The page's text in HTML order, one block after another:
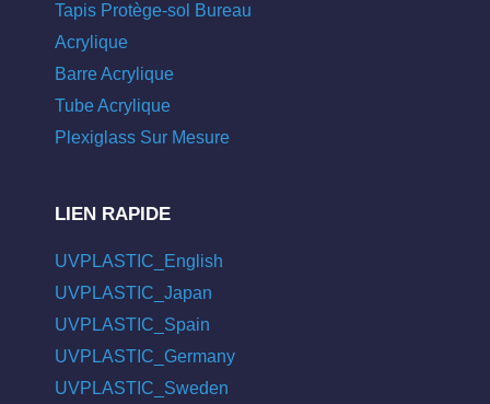
Tapis Protège-sol Bureau
Acrylique
Barre Acrylique
Tube Acrylique
Plexiglass Sur Mesure
LIEN RAPIDE
UVPLASTIC_English
UVPLASTIC_Japan
UVPLASTIC_Spain
UVPLASTIC_Germany
UVPLASTIC_Sweden